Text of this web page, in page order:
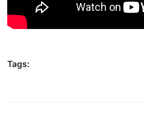
Tags: